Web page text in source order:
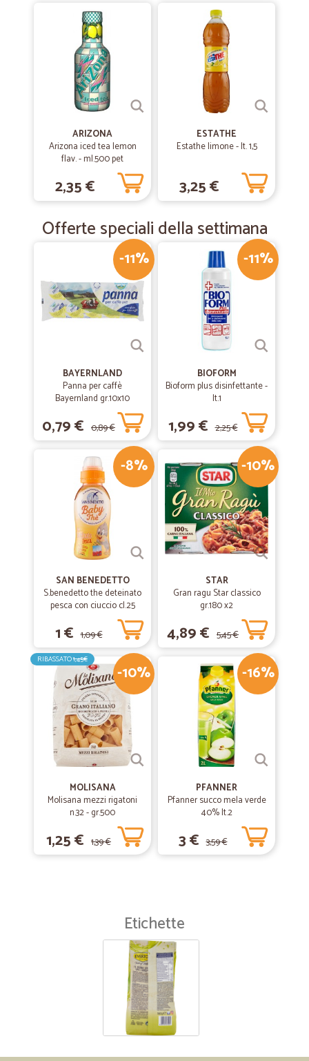
—
Servizio perfetto
Tutta la merce ci è arrivata velocemente e in ottimo stato.
Sicuramente utilizzeremo ancora questo servizio!
ottimo servizio
ottimo servizio puntuali prezzi imbattibili
ARIZONA
Arizona iced tea lemon
flav. - ml.500 pet
2,35 €
ESTATHE
Estathe limone - lt. 1,5
3,25 €
Offerte speciali della settimana
-11%
BAYERNLAND
Panna per caffè
Bayernland gr.10x10
0,79 € 0,89 €
-11%
BIOFORM
Bioform plus disinfettante -
lt.1
1,99 € 2,25 €
-8%
SAN BENEDETTO
S.benedetto the deteinato
pesca con ciuccio cl.25
1 € 1,09 €
-10%
STAR
Gran ragu Star classico
gr.180 x2
4,89 € 5,45 €
-10%
RIBASSATO1,45€
MOLISANA
Molisana mezzi rigatoni
n.32 - gr.500
1,25 € 1,39 €
-16%
PFANNER
Pfanner succo mela verde
40% lt.2
3 € 3,59 €
Etichette